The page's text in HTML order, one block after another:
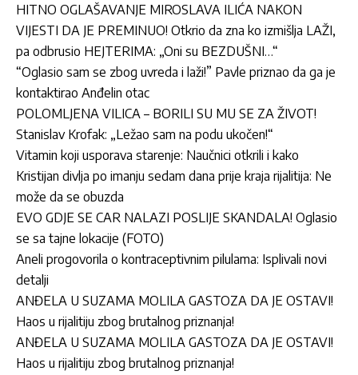
HITNO OGLAŠAVANJE MIROSLAVA ILIĆA NAKON
VIJESTI DA JE PREMINUO! Otkrio da zna ko izmišlja LAŽI,
pa odbrusio HEJTERIMA: „Oni su BEZDUŠNI…“
“Oglasio sam se zbog uvreda i laži!” Pavle priznao da ga je
kontaktirao Anđelin otac
POLOMLJENA VILICA – BORILI SU MU SE ZA ŽIVOT!
Stanislav Krofak: „Ležao sam na podu ukočen!“
Vitamin koji usporava starenje: Naučnici otkrili i kako
Kristijan divlja po imanju sedam dana prije kraja rijalitija: Ne
može da se obuzda
EVO GDJE SE CAR NALAZI POSLIJE SKANDALA! Oglasio
se sa tajne lokacije (FOTO)
Aneli progovorila o kontraceptivnim pilulama: Isplivali novi
detalji
ANĐELA U SUZAMA MOLILA GASTOZA DA JE OSTAVI!
Haos u rijalitiju zbog brutalnog priznanja!
ANĐELA U SUZAMA MOLILA GASTOZA DA JE OSTAVI!
Haos u rijalitiju zbog brutalnog priznanja!